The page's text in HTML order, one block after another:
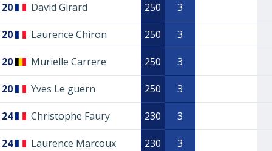
20 David Girard 250 3
20 Laurence Chiron 250 3
20 Murielle Carrere 250 3
20 Yves Le guern 250 3
24 Christophe Faury 230 3
24 Laurence Marcoux 230 3